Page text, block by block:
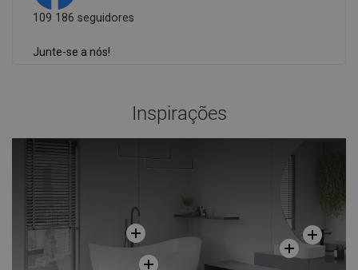
109 186 seguidores
Junte-se a nós!
Inspirações